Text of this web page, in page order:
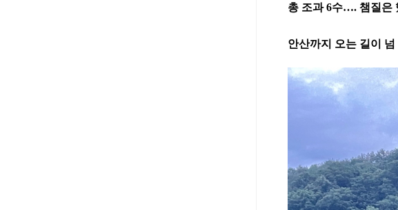
총 조과 6수…. 챔질은
안산까지 오는 길이